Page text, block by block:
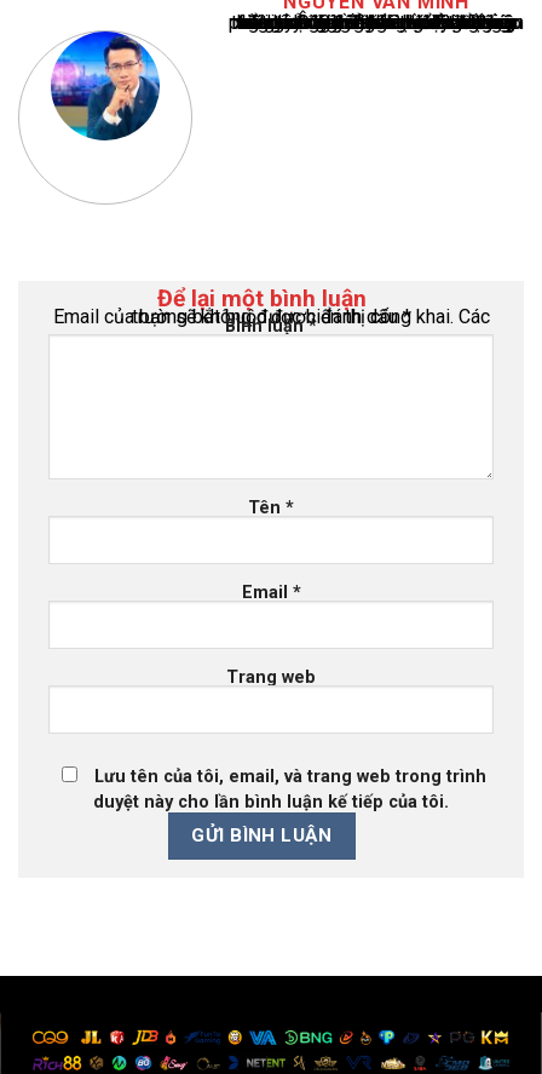
Nguyễn Văn Minh là một trong những chuyên gia hàng đầu về báo cáo tin tức thể thao tại Việt Nam, với hơn 10 năm hoạt động trong ngành. Ông có kiến thức sâu rộng và kinh nghiệm đáng kể trong việc phân tích và báo cáo về các sự kiện thể thao hàng đầu. Sự hiểu biết sâu sắc của ông về ngành này đã giúp ông xây dựng uy tín và danh tiếng trong cộng đồng báo chí thể thao.
Để lại một bình luận
Email của bạn sẽ không được hiển thị công khai.
Các trường bắt buộc được đánh dấu*
Bình luận*
Tên *
Email *
Trang web
Lưu tên của tôi, email, và trang web trong trình
duyệt này cho lần bình luận kế tiếp của tôi.